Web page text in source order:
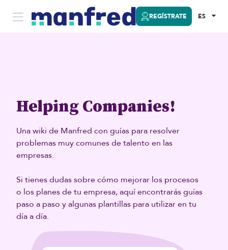
REGÍSTRATE ES
Helping Companies!
Una wiki de Manfred con guías para resolver
problemas muy comunes de talento en las
empresas.
Si tienes dudas sobre cómo mejorar los procesos
o los planes de tu empresa, aquí encontrarás guías
paso a paso y algunas plantillas para utilizar en tu
día a día.